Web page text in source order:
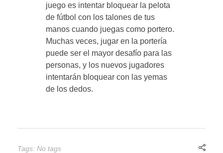
juego es intentar bloquear la pelota
de fútbol con los talones de tus
manos cuando juegas como portero.
Muchas veces, jugar en la portería
puede ser el mayor desafío para las
personas, y los nuevos jugadores
intentarán bloquear con las yemas
de los dedos.
Tags: No tags